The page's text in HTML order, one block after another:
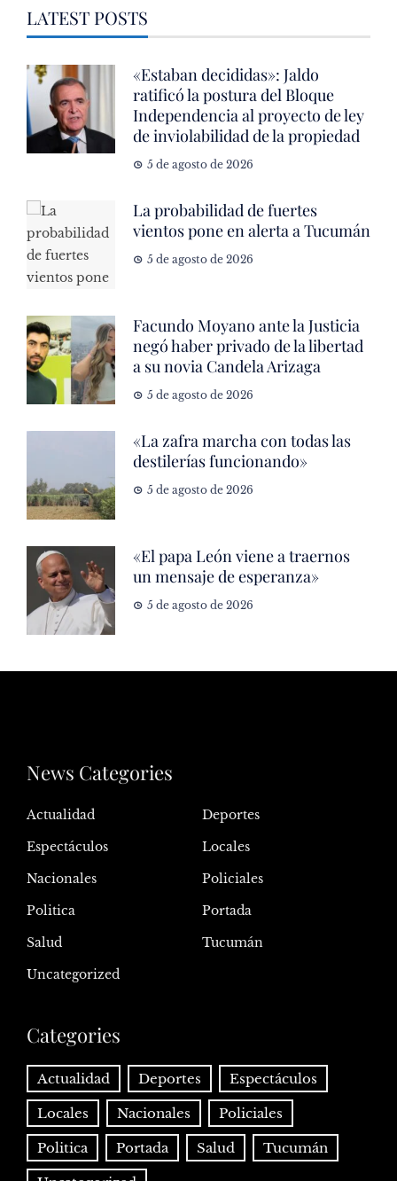
LATEST POSTS
«Estaban decididas»: Jaldo
ratificó la postura del Bloque
Independencia al proyecto de ley
de inviolabilidad de la propiedad
5 de agosto de 2026
La probabilidad de fuertes
vientos pone en alerta a Tucumán
5 de agosto de 2026
Facundo Moyano ante la Justicia
negó haber privado de la libertad
a su novia Candela Arizaga
5 de agosto de 2026
«La zafra marcha con todas las
destilerías funcionando»
5 de agosto de 2026
«El papa León viene a traernos
un mensaje de esperanza»
5 de agosto de 2026
News Categories
Actualidad
Deportes
Espectáculos
Locales
Nacionales
Policiales
Politica
Portada
Salud
Tucumán
Uncategorized
Categories
Actualidad Deportes Espectáculos
Locales Nacionales Policiales
Politica Portada Salud Tucumán